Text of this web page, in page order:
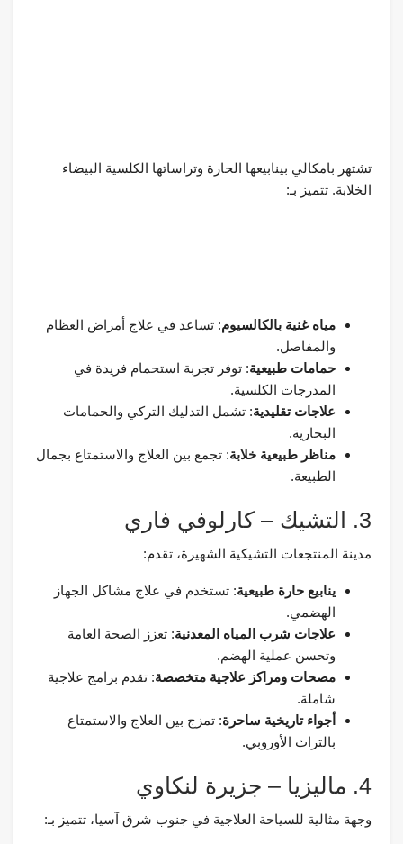
تشتهر بامكالي بينابيعها الحارة وتراساتها الكلسية البيضاء
الخلابة. تتميز بـ:
مياه غنية بالكالسيوم: تساعد في علاج أمراض العظام
والمفاصل.
حمامات طبيعية: توفر تجربة استحمام فريدة في
المدرجات الكلسية.
علاجات تقليدية: تشمل التدليك التركي والحمامات
البخارية.
مناظر طبيعية خلابة: تجمع بين العلاج والاستمتاع بجمال
الطبيعة.
3. التشيك – كارلوفي فاري
مدينة المنتجعات التشيكية الشهيرة، تقدم:
ينابيع حارة طبيعية: تستخدم في علاج مشاكل الجهاز
الهضمي.
علاجات شرب المياه المعدنية: تعزز الصحة العامة
وتحسن عملية الهضم.
مصحات ومراكز علاجية متخصصة: تقدم برامج علاجية
شاملة.
أجواء تاريخية ساحرة: تمزج بين العلاج والاستمتاع
بالتراث الأوروبي.
4. ماليزيا – جزيرة لنكاوي
وجهة مثالية للسياحة العلاجية في جنوب شرق آسيا، تتميز بـ: